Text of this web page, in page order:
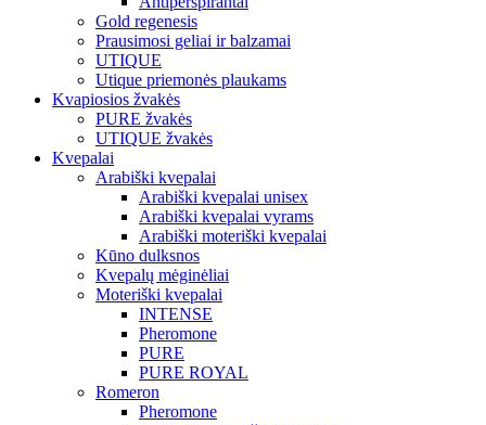
Gold regenesis
Prausimosi geliai ir balzamai
UTIQUE
Utique priemonės plaukams
Kvapiosios žvakės
PURE žvakės
UTIQUE žvakės
Kvepalai
Arabiški kvepalai
Arabiški kvepalai unisex
Arabiški kvepalai vyrams
Arabiški moteriški kvepalai
Kūno dulksnos
Kvepalų mėginėliai
Moteriški kvepalai
INTENSE
Pheromone
PURE
PURE ROYAL
Romeron
Pheromone